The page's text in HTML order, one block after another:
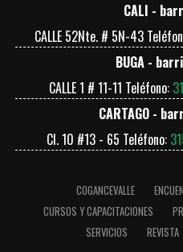
CALI -
CALLE 52Nte. # 5N-43
BUGA -
CALLE 1 # 11-11 Teléfono:
CARTAGO -
Cl. 10 #13 - 65 Teléfono:
COGANCEVALLE
CURSOS Y CAPACITACIONES
SERVICIOS
REVISTA